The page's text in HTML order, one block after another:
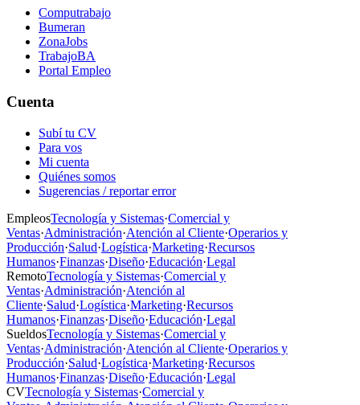
Computrabajo
Bumeran
ZonaJobs
TrabajoBA
Portal Empleo
Cuenta
Subí tu CV
Para vos
Mi cuenta
Quiénes somos
Sugerencias / reportar error
EmpleosTecnología y Sistemas·Comercial y
Ventas·Administración·Atención al Cliente·Operarios y
Producción·Salud·Logística·Marketing·Recursos
Humanos·Finanzas·Diseño·Educación·Legal
RemotoTecnología y Sistemas·Comercial y
Ventas·Administración·Atención al
Cliente·Salud·Logística·Marketing·Recursos
Humanos·Finanzas·Diseño·Educación·Legal
SueldosTecnología y Sistemas·Comercial y
Ventas·Administración·Atención al Cliente·Operarios y
Producción·Salud·Logística·Marketing·Recursos
Humanos·Finanzas·Diseño·Educación·Legal
CVTecnología y Sistemas·Comercial y